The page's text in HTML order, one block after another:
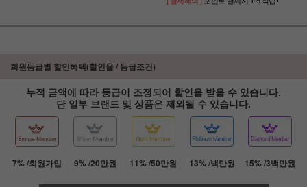
회원등급별 할인혜택(할인율 / 등급조건)
누적 금액에 따라 등급이 조정되어 할인을 받을 수 있습니다.
단 일부 브랜드 및 상품은 제외될 수 있습니다.
7% /회원가입 9% /20만원 11% /50만원 13% /백만원 15% /3백만원